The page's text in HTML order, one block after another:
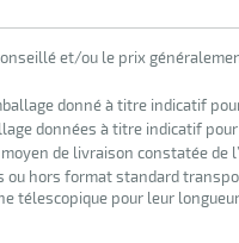
et/ou le prix
donné à titre indicatif
données à titre indicatif
de livraison constatée de
ou hors format standard
télescopique pour leur